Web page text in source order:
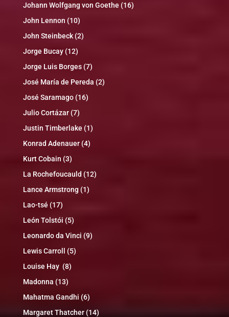
Johann Wolfgang von Goethe (16)
John Lennon (10)
John Steinbeck(2)
Jorge Bucay(12)
Jorge Luis Borges(7)
José María de Pereda (2)
José Saramago(16)
Julio Cortázar(7)
Justin Timberlake (1)
Konrad Adenauer(4)
Kurt Cobain (3)
La Rochefoucauld (12)
Lance Armstrong (1)
Lao-tsé (17)
León Tolstói (5)
Leonardo da Vinci (9)
Lewis Carroll
(5)
Louise Hay (8)
Madonna (13)
Mahatma Gandhi (6)
Margaret Thatcher(14)